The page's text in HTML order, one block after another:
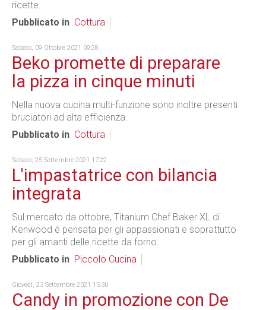
ricette.
Pubblicato in Cottura
Sabato, 09 Ottobre 2021 09:28
Beko promette di preparare
la pizza in cinque minuti
Nella nuova cucina multi-funzione sono inoltre presenti
bruciatori ad alta efficienza.
Pubblicato in Cottura
Sabato, 25 Settembre 2021 17:22
L'impastatrice con bilancia
integrata
Sul mercato da ottobre, Titanium Chef Baker XL di
Kenwood è pensata per gli appassionati e soprattutto
per gli amanti delle ricette da forno.
Pubblicato in Piccolo Cucina
Giovedì, 23 Settembre 2021 15:30
Candy in promozione con De